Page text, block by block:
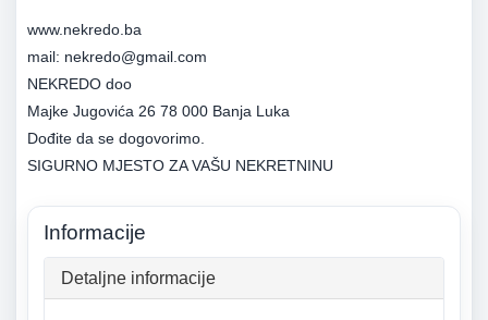
www.nekredo.ba
mail: nekredo@gmail.com
NEKREDO doo
Majke Jugovića 26 78 000 Banja Luka
Dođite da se dogovorimo.
Informacije
Detaljne informacije